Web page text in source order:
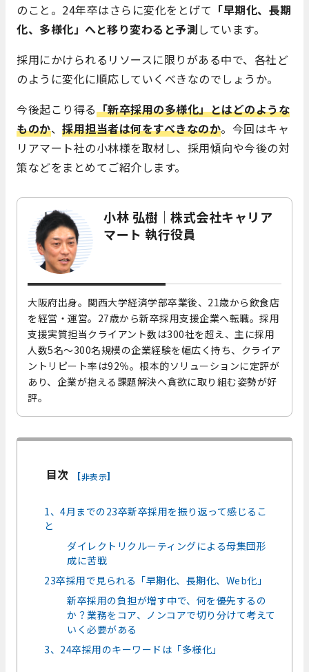
のこと。 24年卒はさらに変化をとげて 「早期化、長期
化、多様化」へと移り変わると予測しています。
採用にかけられるリソースに限りがある中で、各社ど
のように変化に順応していくべきなのでしょうか。
今後起こり得る「新卒採用の多様化」とはどのような
ものか、 採用担当者は何をすべきなのか。今回はキャ
リアマート社の小林様を取材し、採用傾向や今後の対
策などをまとめてご紹介します。
小林 弘樹｜株式会社キャリア
マート 執行役員
大阪府出身。関西大学経済学部卒業後、21歳から飲食店
を経営・運営。27歳から新卒採用支援企業へ転職。採用
支援実質担当クライアント数は300社を超え、主に採用
人数5名～300名規模の企業経験を幅広く持ち、クライア
ントリピート率は92％。根本的ソリューションに定評が
あり、企業が抱える課題解決へ貪欲に取り組む姿勢が好
評。
目次 [非表示]
1、4月までの23卒新卒採用を振り返って感じるこ
と
ダイレクトリクルーティングによる母集団形
成に苦戦
23卒採用で見られる「早期化、長期化、Web化」
新卒採用の負担が増す中で、何を優先するの
か？業務をコア、ノンコアで切り分けて考えて
いく必要がある
3、24卒採用のキーワードは「多様化」